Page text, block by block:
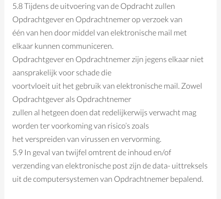
5.8 Tijdens de uitvoering van de Opdracht zullen
Opdrachtgever en Opdrachtnemer op verzoek van
één van hen door middel van elektronische mail met
elkaar kunnen communiceren.
Opdrachtgever en Opdrachtnemer zijn jegens elkaar niet
aansprakelijk voor schade die
voortvloeit uit het gebruik van elektronische mail. Zowel
Opdrachtgever als Opdrachtnemer
zullen al hetgeen doen dat redelijkerwijs verwacht mag
worden ter voorkoming van risico’s zoals
het verspreiden van virussen en vervorming.
5.9 In geval van twijfel omtrent de inhoud en/of
verzending van elektronische post zijn de data- uittreksels
uit de computersystemen van Opdrachtnemer bepalend.